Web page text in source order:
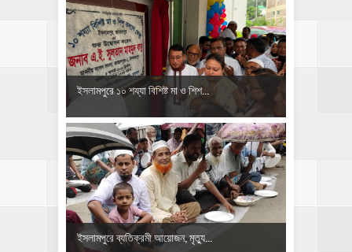
ইসলামপুরে ১০ শয্যা বিশিষ্ট মা ও শিশ...
‎ইসলামপুরে ব্যতিক্রমী আয়োজন, মৃত্যু...